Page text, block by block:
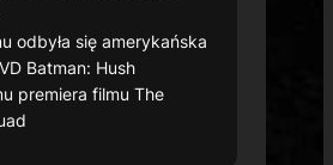
odbyła się amerykańska
Batman: Hush
premiera filmuThe